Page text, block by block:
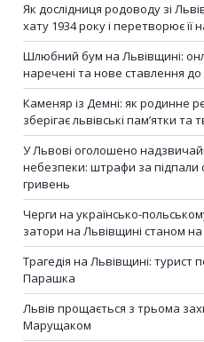
Як дослідниця родоводу зі
хату 1934 року і перетворює її
Шлюбний бум на Львівщині:
наречені та нове ставлення до
Каменяр із Демні: як родинне
зберігає львівські пам’ятки
У Львові оголошено
небезпеки: штрафи за підпали
гривень
Черги на українсько-
затори на Львівщині станом на
Трагедія на Львівщині: турист
Парашка
Львів прощається з трьома
Марущаком